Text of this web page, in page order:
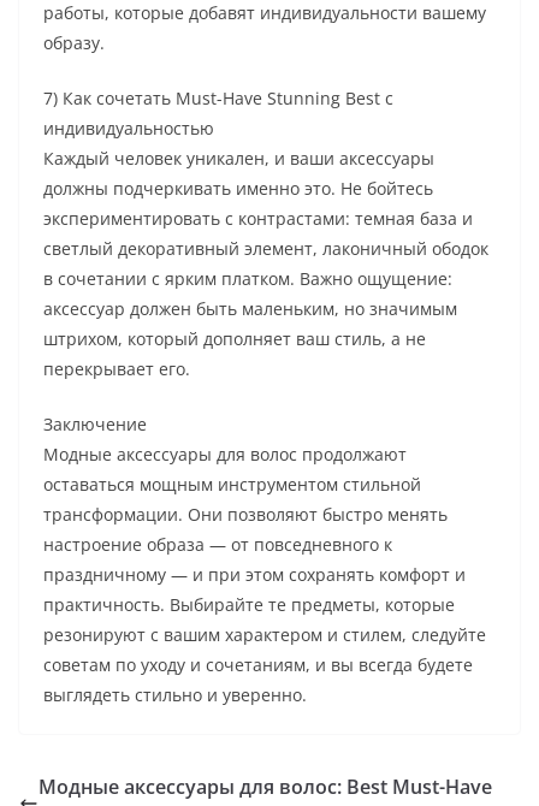
работы, которые добавят индивидуальности вашему
образу.
7) Как сочетать Must-Have Stunning Best с
индивидуальностью
Каждый человек уникален, и ваши аксессуары
должны подчеркивать именно это. Не бойтесь
экспериментировать с контрастами: темная база и
светлый декоративный элемент, лаконичный ободок
в сочетании с ярким платком. Важно ощущение:
аксессуар должен быть маленьким, но значимым
штрихом, который дополняет ваш стиль, а не
перекрывает его.
Заключение
Модные аксессуары для волос продолжают
оставаться мощным инструментом стильной
трансформации. Они позволяют быстро менять
настроение образа — от повседневного к
праздничному — и при этом сохранять комфорт и
практичность. Выбирайте те предметы, которые
резонируют с вашим характером и стилем, следуйте
советам по уходу и сочетаниям, и вы всегда будете
выглядеть стильно и уверенно.
Модные аксессуары для волос: Best Must-Have